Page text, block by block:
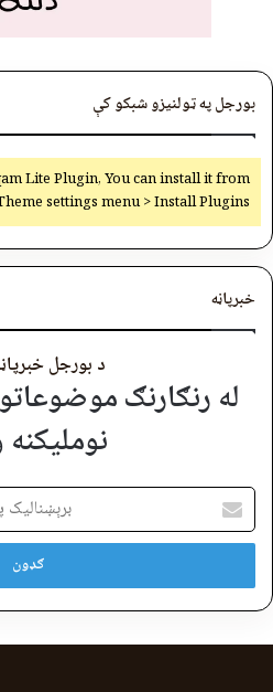
بورجل په ټولنیزو شبکو کې
Lite Plugin, You can install it from
settings menu > Install Plugins.
خبرپاڼه
د بورجل
له رنګارنګ
برېښنالیک
پته